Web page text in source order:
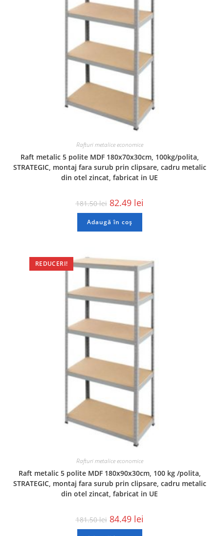
Rafturi metalice economice
Raft metalic 5 polite MDF 180x70x30cm, 100kg/polita,
STRATEGIC, montaj fara surub prin clipsare, cadru metalic
din otel zincat, fabricat in UE
181.50lei 82.49 lei
Adaugă în coș
REDUCERI!
Rafturi metalice economice
Raft metalic 5 polite MDF 180x90x30cm, 100 kg /polita,
STRATEGIC, montaj fara surub prin clipsare, cadru metalic
din otel zincat, fabricat in UE
181.50lei 84.49 lei